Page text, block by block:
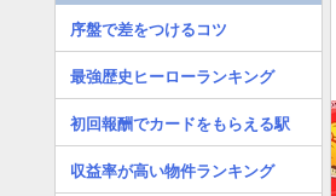
序盤で差をつけるコツ
最強歴史ヒーローランキング
初回報酬でカードをもらえる駅
収益率が高い物件ランキング